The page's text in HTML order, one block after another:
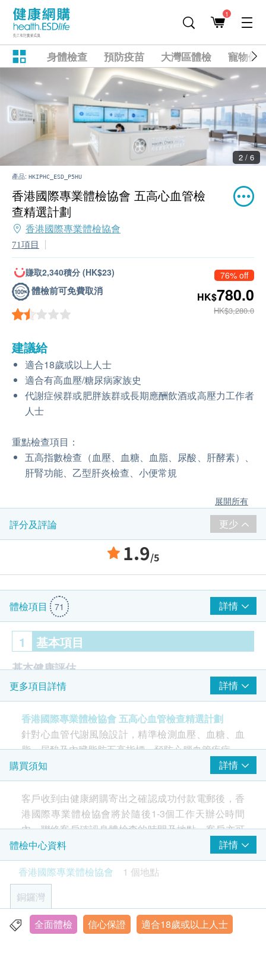
1
身體檢查 預防疫苗 大灣區體檢 寵物健
2 / 6
產品: HKIPHC_ESD_P5HU
香港國際專業體檢協會 五高心血管檢
查精選計劃
香港國際專業體檢協會
71項目
賺取2,340積分 (HK$23)
體檢前可免費取消
76% off
HK$780.0
HK$3,280.0
建議給
適合18歲或以上人士
適合有高血壓/糖尿病家族史
代謝症候群或肥胖族群或長期應酬飲酒或高壓力工作者
人士
重點檢查項目：
五高指數檢查（血壓、血糖、血脂、尿酸、肝酵素）、
肝腎功能、乙型肝炎檢查、小便常規
展開所有
評分及評論 更少
1.9/5
體檢項目 71 詳情
1 基本項目
基本健康評估
體質指標
詳細醫學問卷
體重
脈搏
收縮壓
舒張壓
血脂
總膽固醇
高密度膽固醇
總及高密度膽固醇比例
三酸甘油脂
極低密度膽固醇
低密度膽固醇 (直接測試)
三酸甘油脂/高密度膽固醇比率
更多項目詳情 詳情
香港國際專業體檢協會 五高心血管檢查精選計劃
針對心血管代謝風險設計，精準檢測血壓、血糖、血
脂、尿酸及內臟脂肪五高指標，預防心腦血管疾病。
針對心血管代謝風險設計，精準檢測血壓、血糖、血
脂、尿酸及肝酵素五高指標，預防心腦血管疾病，涵
蓋：
✓ 五高指數檢查（血壓、血糖、血脂、尿酸、肝酵
素）
✓ 肝腎功能檢查
附贈專業報告解說與個人化健康建議，助您全面掌握
身體狀態。
購買須知 詳情
客戶收到由健康網購寄出之確認成功付款電郵後，香
港國際專業體檢協會將於隨後1-3個工作天辦公時間
內，聯絡客戶確認身體檢查的時間及地點。客戶亦可
致電查詢或在訂單確認後1個工作天透過Whatsapp進
行預約 (+852 6918 2430）。
有效期
本身體檢查計劃有效期為兩個月，客戶必須於兩個月
內（由確認付款日期起計）接受有關檢查，逾期作
廢。
體檢中心資料
詳情
香港國際專業體檢協會
1 個地點
銅鑼灣
銅鑼灣告士打道255-257號信和廣場11樓全層
全面體檢 信心保證 適合18歲或以上人士